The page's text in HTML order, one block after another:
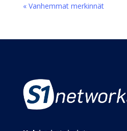
« Vanhemmat merkinnät